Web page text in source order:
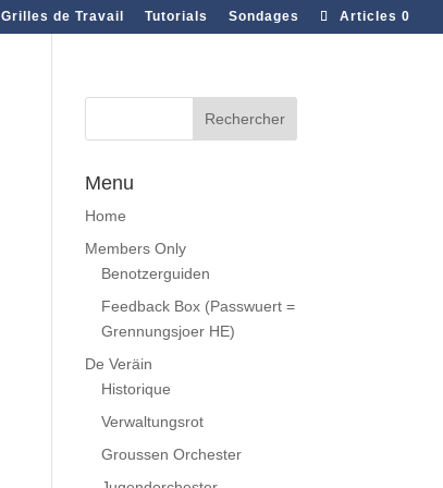
Grilles de Travail Tutorials Sondages Articles 0
Menu
Home
Members Only
Benotzerguiden
Feedback Box (Passwuert =
Grennungsjoer HE)
De Veräin
Historique
Verwaltungsrot
Groussen Orchester